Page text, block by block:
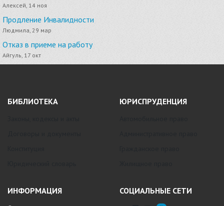
Алексей, 14 ноя
Продление Инвалидности
Людмила, 29 мар
Отказ в приеме на работу
Айгуль, 17 окт
БИБЛИОТЕКА ЮРИСПРУДЕНЦИЯ
ИНФОРМАЦИЯ СОЦИАЛЬНЫЕ СЕТИ